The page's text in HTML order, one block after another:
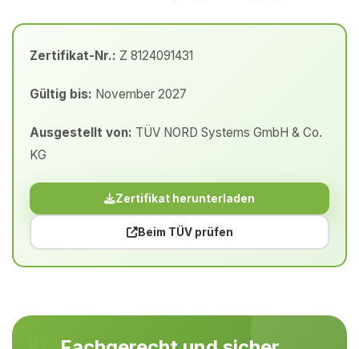
Zertifikat-Nr.: Z 8124091431
Gültig bis: November 2027
Ausgestellt von: TÜV NORD Systems GmbH & Co.
KG
Zertifikat herunterladen
Beim TÜV prüfen